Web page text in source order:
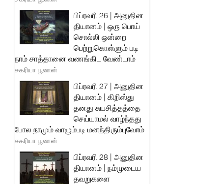
பிப்ரவரி 26 | அனுதின
தியானம் | ஒரு பொய்
சொல்லி ஒன்றை
பெற்றுகொள்ளும் படி
நாம் சாத்தானை வணங்கிட வேண்டாம்
சகரியா பூணன்
பிப்ரவரி 27 | அனுதின
தியானம் | கிறிஸ்து
தனது சுயசித்தத்தை
செய்யாமல் வாழ்ந்தது
போல நாமும் வாழும்படி மனந்திரும்புவோம்
சகரியா பூணன்
பிப்ரவரி 28 | அனுதின
தியானம் | நம்முடைய
தவறுகளை